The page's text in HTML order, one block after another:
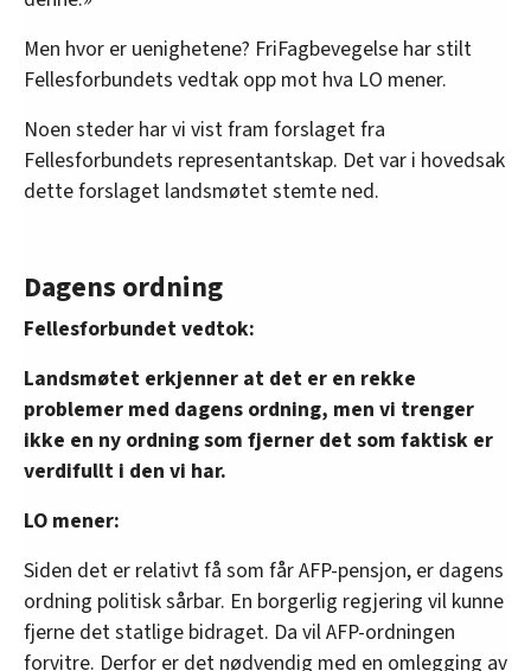
Men hvor er uenighetene? FriFagbevegelse har stilt
Fellesforbundets vedtak opp mot hva LO mener.
Noen steder har vi vist fram forslaget fra
Fellesforbundets representantskap. Det var i hovedsak
dette forslaget landsmøtet stemte ned.
Dagens ordning
Fellesforbundet vedtok:
Landsmøtet erkjenner at det er en rekke
problemer med dagens ordning, men vi trenger
ikke en ny ordning som fjerner det som faktisk er
verdifullt i den vi har.
LO mener:
Siden det er relativt få som får AFP-pensjon, er dagens
ordning politisk sårbar. En borgerlig regjering vil kunne
fjerne det statlige bidraget. Da vil AFP-ordningen
forvitre. Derfor er det nødvendig med en omlegging av